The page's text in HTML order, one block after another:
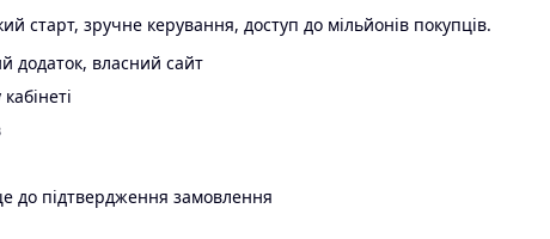
старт, зручне керування, доступ до мільйонів покупців.
додаток, власний сайт
до підтвердження замовлення